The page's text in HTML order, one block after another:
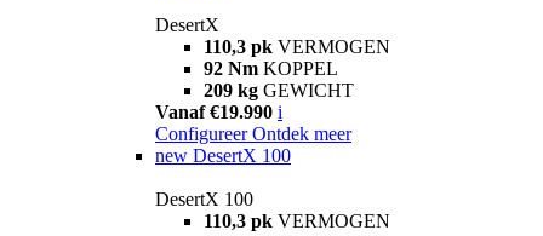
DesertX
110,3 pk VERMOGEN
92 Nm KOPPEL
209 kg GEWICHT
Vanaf €19.990 i
Configureer Ontdek meer
new DesertX 100
DesertX 100
110,3 pk VERMOGEN